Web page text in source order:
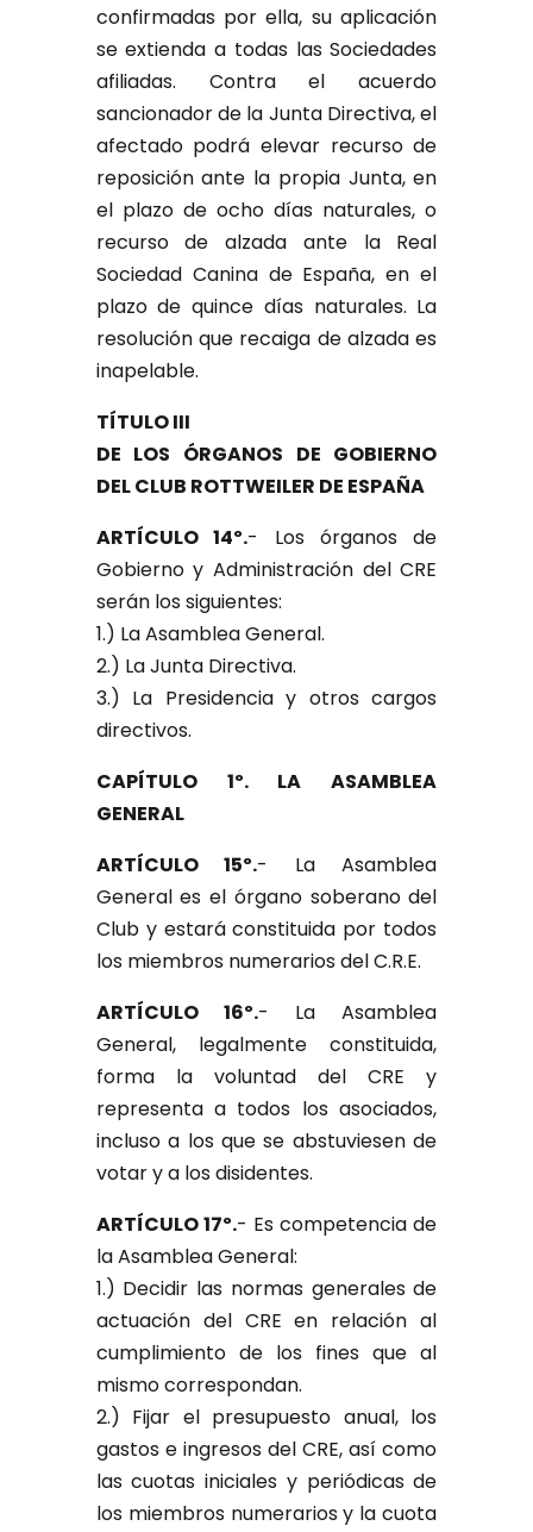
confirmadas por ella, su aplicación
se extienda a todas las Sociedades
afiliadas. Contra el acuerdo
sancionador de la Junta Directiva, el
afectado podrá elevar recurso de
reposición ante la propia Junta, en
el plazo de ocho días naturales, o
recurso de alzada ante la Real
Sociedad Canina de España, en el
plazo de quince días naturales. La
resolución que recaiga de alzada es
inapelable.
TÍTULO III
DE LOS ÓRGANOS DE GOBIERNO
DEL CLUB ROTTWEILER DE ESPAÑA
ARTÍCULO 14º.- Los órganos de
Gobierno y Administración del CRE
serán los siguientes:
1.) La Asamblea General.
2.) La Junta Directiva.
3.) La Presidencia y otros cargos
directivos.
CAPÍTULO 1º. LA ASAMBLEA
GENERAL
ARTÍCULO 15º.- La Asamblea
General es el órgano soberano del
Club y estará constituida por todos
los miembros numerarios del C.R.E.
ARTÍCULO 16º.- La Asamblea
General, legalmente constituida,
forma la voluntad del CRE y
representa a todos los asociados,
incluso a los que se abstuviesen de
votar y a los disidentes.
ARTÍCULO 17º.- Es competencia de
la Asamblea General:
1.) Decidir las normas generales de
actuación del CRE en relación al
cumplimiento de los fines que al
mismo correspondan.
2.) Fijar el presupuesto anual, los
gastos e ingresos del CRE, así como
las cuotas iniciales y periódicas de
los miembros numerarios y la cuota